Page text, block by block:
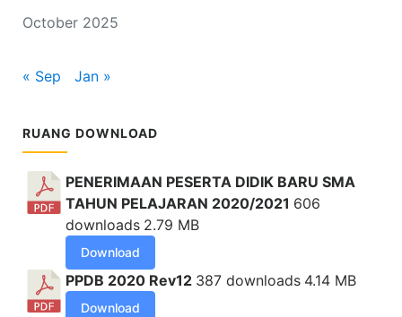
October 2025
« Sep Jan »
RUANG DOWNLOAD
PENERIMAAN PESERTA DIDIK BARU SMA
TAHUN PELAJARAN 2020/2021 606
downloads 2.79 MB
Download
PPDB 2020 Rev12 387 downloads 4.14 MB
Download